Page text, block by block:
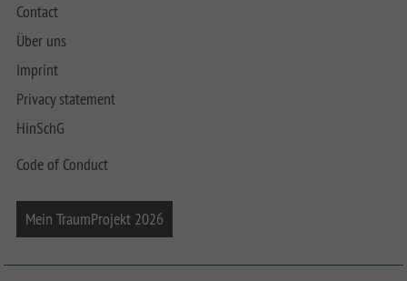
Contact
Über uns
Imprint
Privacy statement
HinSchG
Code of Conduct
Mein TraumProjekt 2026